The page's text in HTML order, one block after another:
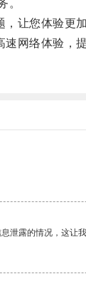
。
让您体验更加
网络体验，提
泄露的情况，这让我